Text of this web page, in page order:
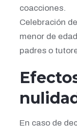
coacciones.
Celebración
menor de
padres o
En caso de